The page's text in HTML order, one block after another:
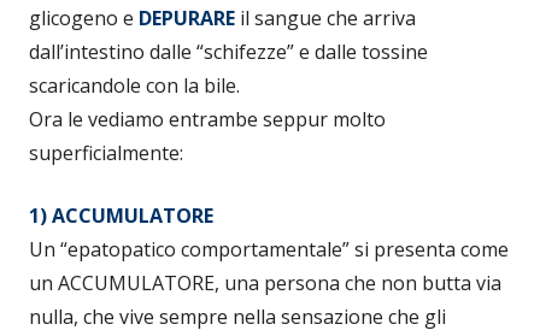
glicogeno e DEPURARE il sangue che arriva
dall’intestino dalle “schifezze” e dalle tossine
scaricandole con la bile.
Ora le vediamo entrambe seppur molto
superficialmente:
1) ACCUMULATORE
Un “epatopatico comportamentale” si presenta come
un ACCUMULATORE, una persona che non butta via
nulla, che vive sempre nella sensazione che gli